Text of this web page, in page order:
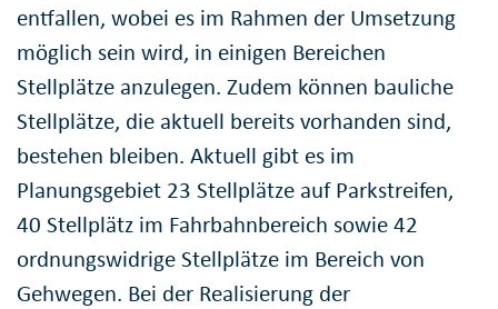
entfallen, wobei es im Rahmen der Umsetzung
möglich sein wird, in einigen Bereichen
Stellplätze anzulegen. Zudem können bauliche
Stellplätze, die aktuell bereits vorhanden sind,
bestehen bleiben. Aktuell gibt es im
Planungsgebiet 23 Stellplätze auf Parkstreifen,
40 Stellplätz im Fahrbahnbereich sowie 42
ordnungswidrige Stellplätze im Bereich von
Gehwegen. Bei der Realisierung der